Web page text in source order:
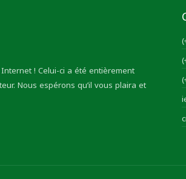
! Celui-ci a été entièrement
Nous espérons qu’il vous plaira et